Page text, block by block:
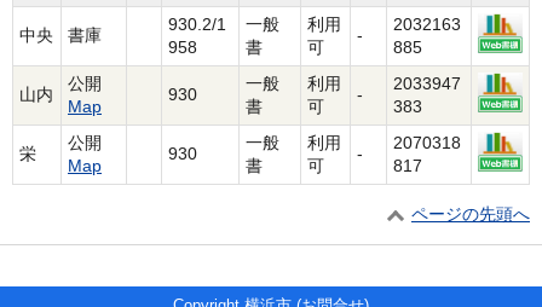
中央 書庫
930.2/1
958
一般
書
利用
可
-
2032163
885
山内
公開
Map
930
一般
書
利用
可
-
2033947
383
栄
公開
Map
930
一般
書
利用
可
-
2070318
817
ページの先頭へ